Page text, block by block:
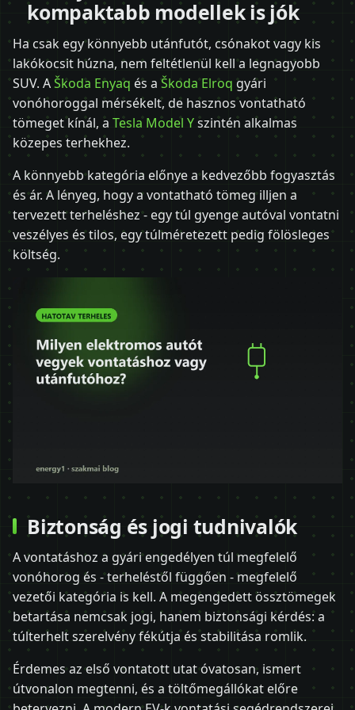
kompaktabb modellek is jók
Ha csak egy könnyebb utánfutót, csónakot vagy kis
lakókocsit húzna, nem feltétlenül kell a legnagyobb
SUV. AŠkoda Enyaq és aŠkoda Elroq gyári
vonóhoroggal mérsékelt, de hasznos vontatható
tömeget kínál, a Tesla Model Yszintén alkalmas
közepes terhekhez.
A könnyebb kategória előnye a kedvezőbb fogyasztás
és ár. A lényeg, hogy a vontatható tömeg illjen a
tervezett terheléshez - egy túl gyenge autóval vontatni
veszélyes és tilos, egy túlméretezett pedig fölösleges
költség.
Biztonság és jogi tudnivalók
A vontatáshoz a gyári engedélyen túl megfelelő
vonóhorog és - terheléstől függően - megfelelő
vezetői kategória is kell. A megengedett össztömegek
betartása nemcsak jogi, hanem biztonsági kérdés: a
túlterhelt szerelvény fékútja és stabilitása romlik.
Érdemes az első vontatott utat óvatosan, ismert
útvonalon megtenni, és a töltőmegállókat előre